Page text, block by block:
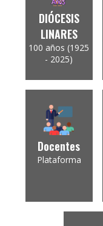
DIÓCESIS
LINARES
100 años (1925
- 2025)
Docentes
Plataforma